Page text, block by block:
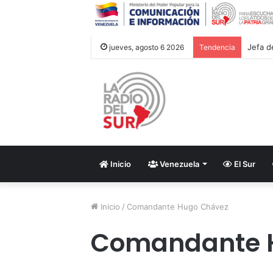
jueves, agosto 6 2026 Tendencia Jefa
Inicio Venezuela El Sur
Inicio / Comandante Hugo Chávez
Comandante